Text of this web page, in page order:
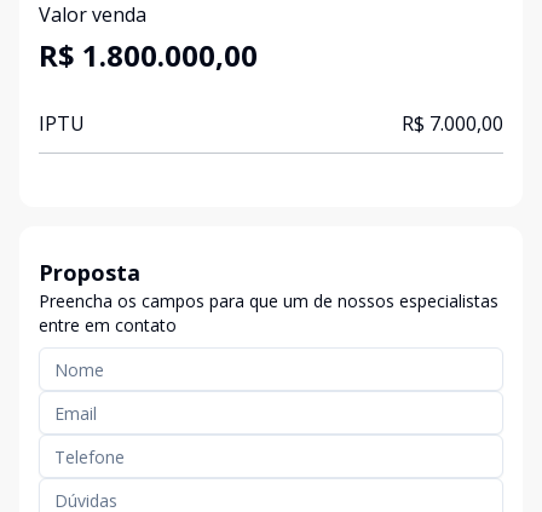
Valor venda
R$ 1.800.000,00
IPTU R$ 7.000,00
Proposta
Preencha os campos para que um de nossos especialistas
entre em contato